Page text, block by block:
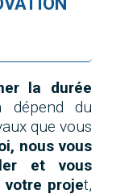
la durée
dépend du
que vous
nous vous
et vous
projet,